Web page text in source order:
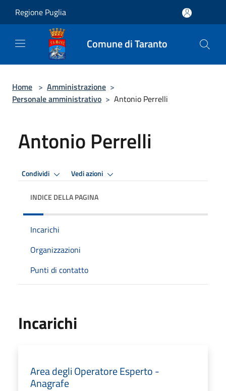
Regione Puglia
Comune di Taranto
Home > Amministrazione >
Personale amministrativo > Antonio Perrelli
Antonio Perrelli
Condividi Vedi azioni
INDICE DELLA PAGINA
Incarichi
Organizzazioni
Punti di contatto
Incarichi
Area degli Operatore Esperto -
Anagrafe